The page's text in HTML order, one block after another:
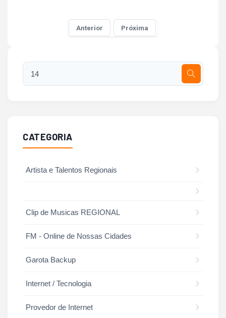
Anterior Próxima
CATEGORIA
Artista e Talentos Regionais
Clip de Musicas REGIONAL
FM - Online de Nossas Cidades
Garota Backup
Internet / Tecnologia
Provedor de Internet